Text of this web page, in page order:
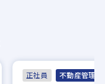
正社員 不動産管理・